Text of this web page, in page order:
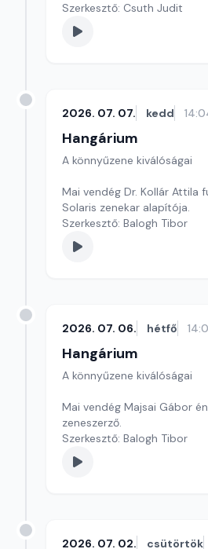
Szerkesztő: Csuth Judit
2026. 07. 07. kedd
Hangárium
A könnyűzene kiválóságai
Mai vendég Dr. Kollár Attila
Solaris zenekar alapítója.
Szerkesztő: Balogh Tibor
2026. 07. 06. hétfő
Hangárium
A könnyűzene kiválóságai
Mai vendég Majsai Gábor
zeneszerző.
Szerkesztő: Balogh Tibor
2026. 07. 02. csütörtök